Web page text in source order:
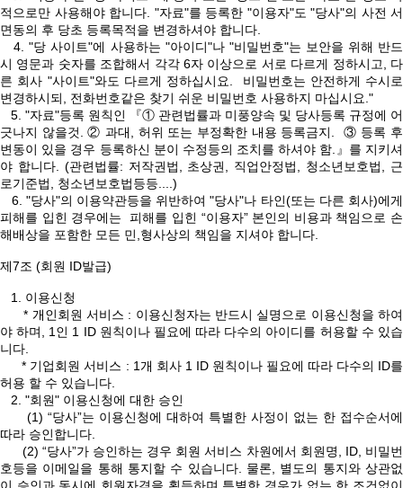
적으로만 사용해야 합니다. "자료"를 등록한 "이용자"도 "당사"의 사전 서
면동의 후 당초 등록목적을 변경하셔야 합니다.
4. "당 사이트"에 사용하는 "아이디"나 "비밀번호"는 보안을 위해 반드
시 영문과 숫자를 조합해서 각각 6자 이상으로 서로 다르게 정하시고, 다
른 회사 "사이트"와도 다르게 정하십시요. 비밀번호는 안전하게 수시로
변경하시되, 전화번호같은 찾기 쉬운 비밀번호 사용하지 마십시요."
5. "자료"등록 원칙인 『① 관련법률과 미풍양속 및 당사등록 규정에 어
긋나지 않을것. ② 과대, 허위 또는 부정확한 내용 등록금지. ③ 등록 후
변동이 있을 경우 등록하신 분이 수정등의 조치를 하셔야 함.』를 지키셔
야 합니다. (관련법률: 저작권법, 초상권, 직업안정법, 청소년보호법, 근
로기준법, 청소년보호법등등....)
6. "당사"의 이용약관등을 위반하여 "당사"나 타인(또는 다른 회사)에게
피해를 입힌 경우에는 피해를 입힌 “이용자” 본인의 비용과 책임으로 손
해배상을 포함한 모든 민,형사상의 책임을 지셔야 합니다.
제7조 (회원 ID발급)
1. 이용신청
* 개인회원 서비스 : 이용신청자는 반드시 실명으로 이용신청을 하여
야 하며, 1인 1 ID 원칙이나 필요에 따라 다수의 아이디를 허용할 수 있습
니다.
* 기업회원 서비스 : 1개 회사 1 ID 원칙이나 필요에 따라 다수의 ID를
허용 할 수 있습니다.
2. "회원" 이용신청에 대한 승인
(1) “당사”는 이용신청에 대하여 특별한 사정이 없는 한 접수순서에
따라 승인합니다.
(2) “당사”가 승인하는 경우 회원 서비스 차원에서 회원명, ID, 비밀번
호등을 이메일을 통해 통지할 수 있습니다. 물론, 별도의 통지와 상관없